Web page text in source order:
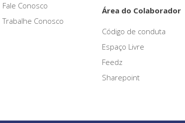
Fale Conosco
Trabalhe Conosco
Área do Colaborador
Código de conduta
Espaço Livre
Feedz
Sharepoint